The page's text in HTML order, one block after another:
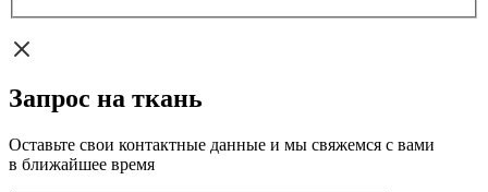
Запрос на ткань
Оставьте свои контактные данные и мы свяжемся с вами
в ближайшее время